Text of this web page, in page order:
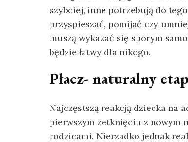
szybciej, inne potrzebują do
przyspieszać, pomijać czy
muszą wykazać się sporym
będzie łatwy dla nikogo.
Płacz- naturalny
Najczęstszą reakcją dziecka na
pierwszym zetknięciu z nowym
rodzicami. Nierzadko jednak